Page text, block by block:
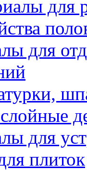
для
для
для
плиток